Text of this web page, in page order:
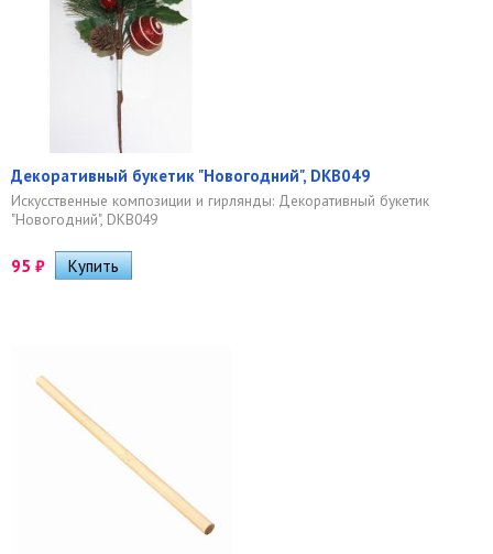
Декоративный букетик "Новогодний", DKB049
Искусственные композиции и гирлянды: Декоративный букетик
"Новогодний", DKB049
95 ₽